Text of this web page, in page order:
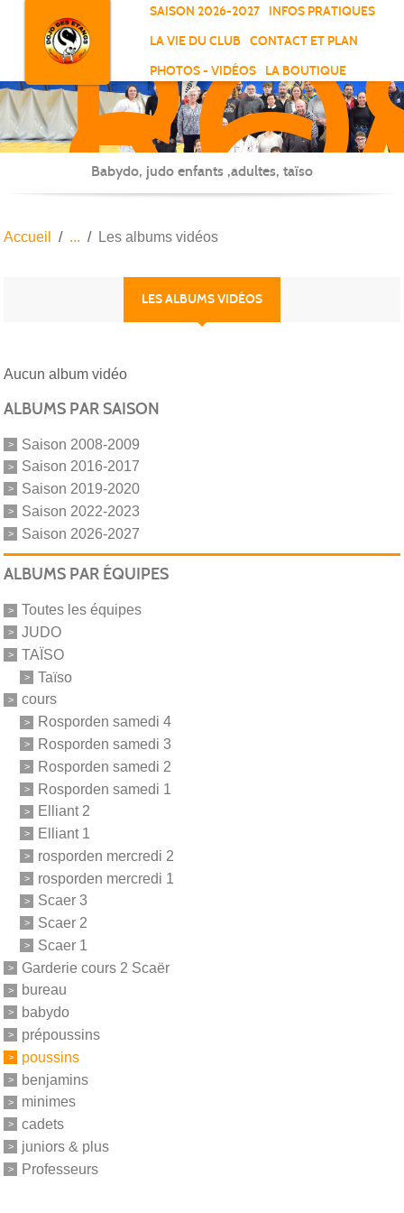
SAISON 2026-2027
INFOS PRATIQUES
LA VIE DU CLUB
CONTACT ET PLAN
PHOTOS - VIDÉOS
LA BOUTIQUE
-
-
Babydo, judo enfants ,adultes, taïso
Accueil Les albums vidéos
LES ALBUMS VIDÉOS
Aucun album vidéo
ALBUMS PAR SAISON
Saison 2008-2009
Saison 2016-2017
Saison 2019-2020
Saison 2022-2023
Saison 2026-2027
ALBUMS PAR ÉQUIPES
Toutes les équipes
JUDO
TAÏSO
Taïso
cours
Rosporden samedi 4
Rosporden samedi 3
Rosporden samedi 2
Rosporden samedi 1
Elliant 2
Elliant 1
rosporden mercredi 2
rosporden mercredi 1
Scaer 3
Scaer 2
Scaer 1
Garderie cours 2 Scaër
bureau
babydo
prépoussins
poussins
benjamins
minimes
cadets
juniors & plus
Professeurs
Panneau de gestion des cookies